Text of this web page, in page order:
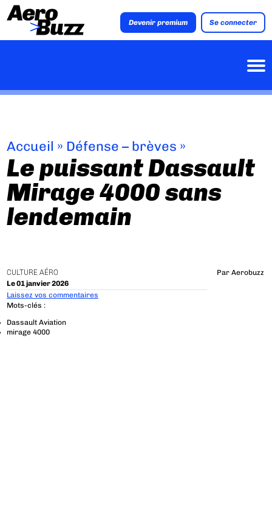
Devenir premium Se connecter
Accueil » Défense – brèves »
Le puissant Dassault
Mirage 4000 sans
lendemain
CULTURE AÉRO
Le 01 janvier 2026
Par Aerobuzz
Laissez vos commentaires
Mots-clés :
Dassault Aviation
mirage 4000